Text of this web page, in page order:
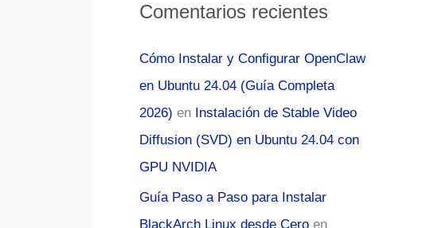
Comentarios recientes
Cómo Instalar y Configurar OpenClaw
en Ubuntu 24.04 (Guía Completa
2026) en Instalación de Stable Video
Diffusion (SVD) en Ubuntu 24.04 con
GPU NVIDIA
Guía Paso a Paso para Instalar
BlackArch Linux desde Cero en